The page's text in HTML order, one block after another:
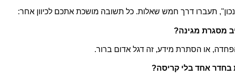
תעברו דרך חמש שאלות. כל תשובה מושכת אתכם לכיוון אחר:
מסגרת מגינה?
או הסתרת מידע, זה דגל אדום ברור.
אחד בלי קריסה?